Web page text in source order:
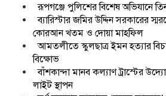
রূপগঞ্জে পুলিশের বিশেষ অভিযানে
ব্যারিস্টার জমির উদ্দিন সরকারের
কোরআন খতম ও দোয়া মাহফিল
আমতলীতে স্কুলছাত্র ইমন হত্যার
বিক্ষোভ
বাঁশকান্দা মানব কল্যাণ ট্রাস্টের
লাইট স্থাপন